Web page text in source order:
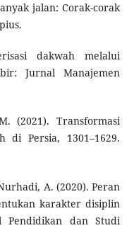
jalan: Corak-corak
dakwah melalui
Jurnal Manajemen
(2021). Transformasi
di Persia, 1301–1629.
A. (2020). Peran
karakter disiplin
Pendidikan dan Studi